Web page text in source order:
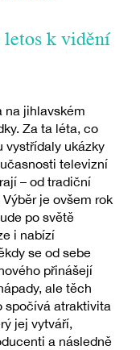
k vidění
na jihlavském
Za ta léta, co
vystřídaly ukázky
televizní
– od tradiční
je ovšem rok
po světě
i nabízí
se od sebe
přinášejí
ale těch
spočívá atraktivita
jej vytváří,
a následně